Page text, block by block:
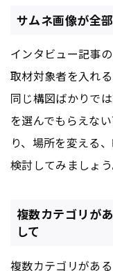
サムネ画像が全
インタビュー記事
取材対象者を入れ
同じ構図ばかりで
を選んでもらえな
り、場所を変える
検討してみましょう
複数カテゴリが
して
複数カテゴリがあ